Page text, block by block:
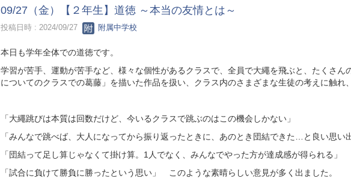
09/27（金）【２年生】道徳 ～本当の友情とは～
投稿日時 : 2024/09/27 附属中学校
本日も学年全体での道徳です。
学習が苦手、運動が苦手など、様々な個性があるクラスで、全員で大繩を飛ぶと、たくさ
についてのクラスでの葛藤」を描いた作品を扱い、クラス内のさまざまな生徒の考えに触れ
「大繩跳びは本質は回数だけど、今いるクラスで跳ぶのはこの機会しかない」
「みんなで跳べば、大人になってから振り返ったときに、あのとき団結できた…と良い思い
「団結って足し算じゃなくて掛け算。1人でなく、みんなでやった方が達成感が得られる」
「試合に負けて勝負に勝ったという思い」 このような素晴らしい意見が多く出ました。